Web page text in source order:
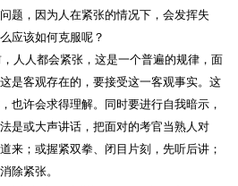
题，因为人在紧张的情况下，会发挥失
应该如何克服呢？
人人都会紧张，这是一个普遍的规律，面
是客观存在的，要接受这一客观事实。这
也许会求得理解。同时要进行自我暗示，
是或大声讲话，把面对的考官当熟人对
来；或握紧双拳、闭目片刻，先听后讲；
除紧张。